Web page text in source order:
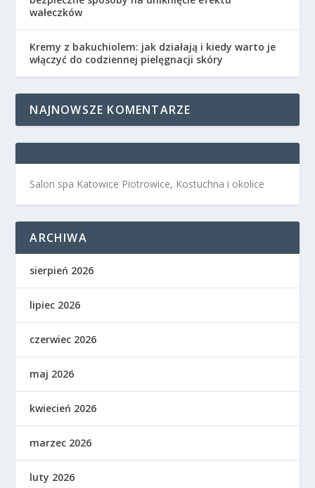
wałeczków
Kremy z bakuchiolem: jak działają i kiedy warto je
włączyć do codziennej pielęgnacji skóry
NAJNOWSZE KOMENTARZE
Salon spa Katowice Piotrowice, Kostuchna i okolice
ARCHIWA
sierpień 2026
lipiec 2026
czerwiec 2026
maj 2026
kwiecień 2026
marzec 2026
luty 2026